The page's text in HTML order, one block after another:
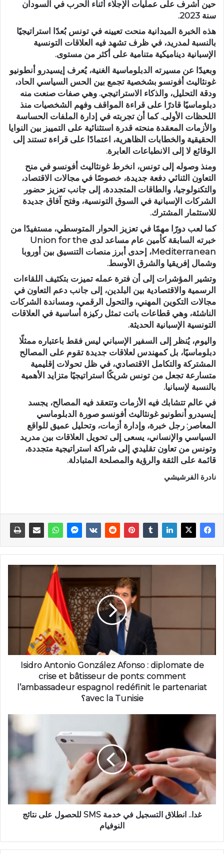
حين أشرف على عمليات الإجلاء أثناء الحرب في السودان
سنة 2023.
هذه الخبرة الميدانية منحت تعيينه في تونس بُعدًا استراتيجيًا
بالنسبة لمدريد، في ظرف تشهد فيه العلاقات التونسية
الإسبانية ديناميكية متنامية على أكثر من مستوى.
وبعيدًا عن مسيرته الدبلوماسية الغنية، يُعرف إيسيدرو أنطونيو
غونثاليث أفونسو بشخصية تجمع بين الحس السياسي الحاد،
ودقة التحليل، والذكاء الاستراتيجي. وهي صفات صنعت منه
دبلوماسيًا قادرًا على قراءة المواقف وفهم الشخصيات منذ
اللحظات الأولى. كما أن تجربته في إدارة الملفات الحساسة
والأزمات المعقدة منحته قدرة استثنائية على التمييز بين النوايا
الحقيقية والخطابات الظاهرية، اعتمادًا على قراءة تستند إلى
الوقائع لا إلى الانطباعات العابرة.
ومنذ وصوله إلى تونس، انخرط غونثاليث أفونسو في منح
التعاون الثنائي دفعة جديدة، خصوصًا في مجالات الاقتصاد،
والتكنولوجيا، والطاقات المتجددة، إلى جانب تعزيز حضور
الشركات الإسبانية في السوق التونسية، وفتح آفاق جديدة
للاستثمار المشترك.
كما لعب دورًا مهمًا في تعزيز الحوار المتوسطي، مستفيدًا من
خبرته السابقة كأمين عام مساعد لدى Union for the
Mediterranean، إحدى أبرز منصات التنسيق بين أوروبا
وشمال إفريقيا والشرق الأوسط.
وتشير المؤشرات إلى أن فترة عمله تميزت بتكثيف اللقاءات
الرسمية والاقتصادية بين البلدين، إلى جانب دعم التعاون في
مجالات التكوين المهني، والتحول الرقمي، ومساندة الشركات
الناشئة، وهي قطاعات باتت تمثل ركيزة أساسية في العلاقات
التونسية الإسبانية الحديثة.
واليوم، يُنظر إلى السفير الإسباني ليس فقط باعتباره ممثلًا
دبلوماسيًا، بل كمهندس لعلاقات جديدة تقوم على المصالح
المشتركة والتكامل الاقتصادي، في ظل تحولات إقليمية
متسارعة تجعل من تونس شريكًا استراتيجيًا متزايد الأهمية
بالنسبة لإسبانيا.
في عالم تتشابك فيه الأزمات وتتعقد فيه المصالح، يجسد
إيسيدرو أنطونيو غونثاليث أفونسو صورة الدبلوماسي
المعاصر: رجل خبرة، وإدارة أزمات، وتحليل عميق للواقع
السياسي والإنساني، يسعى إلى تحويل العلاقات بين مدريد
وتونس من تعاون تقليدي إلى شراكة استراتيجية متجددة،
قائمة على الثقة والرؤية والمصلحة المتبادلة.
نادرة الفرشيشي
Isidro Antonio González Afonso : diplomate de
crise et bâtisseur de ponts: comment
l’ambassadeur espagnol redéfinit le partenariat
avec la Tunisie؟
غدا.. انطلاق التسجيل في خدمة SMS للحصول على نتائج
النوفيام